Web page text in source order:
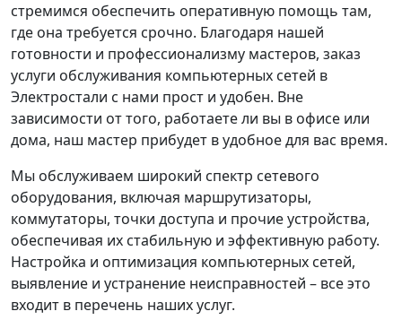
стремимся обеспечить оперативную помощь там,
где она требуется срочно. Благодаря нашей
готовности и профессионализму мастеров, заказ
услуги обслуживания компьютерных сетей в
Электростали с нами прост и удобен. Вне
зависимости от того, работаете ли вы в офисе или
дома, наш мастер прибудет в удобное для вас время.
Мы обслуживаем широкий спектр сетевого
оборудования, включая маршрутизаторы,
коммутаторы, точки доступа и прочие устройства,
обеспечивая их стабильную и эффективную работу.
Настройка и оптимизация компьютерных сетей,
выявление и устранение неисправностей – все это
входит в перечень наших услуг.